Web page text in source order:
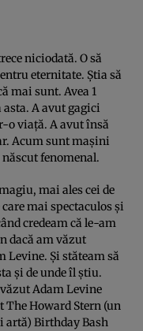
niciodată. O să
eternitate. Ştia să
mai sunt. Avea 1
A avut gagici
o viaţă. A avut însă
Acum sunt maşini
fenomenal.
mai ales cei de
mai spectaculos şi
credeam că le-am
dacă am văzut
Levine. Şi stăteam să
şi de unde îl ştiu.
Adam Levine
The Howard Stern (un
artă) Birthday Bash